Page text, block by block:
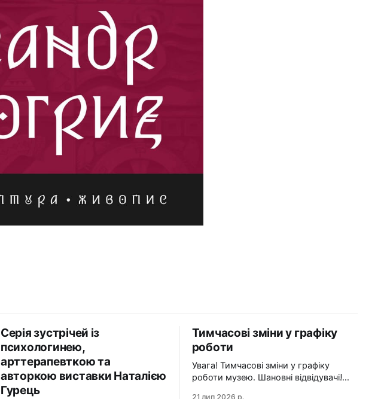
Серія зустрічей із
психологинею,
арттерапевткою та
авторкою виставки Наталією
Гурець
Тимчасові зміни у графіку
роботи
Увага! Тимчасові зміни у графіку
роботи музею. Шановні відвідувачі!
21 лип 2026 р.